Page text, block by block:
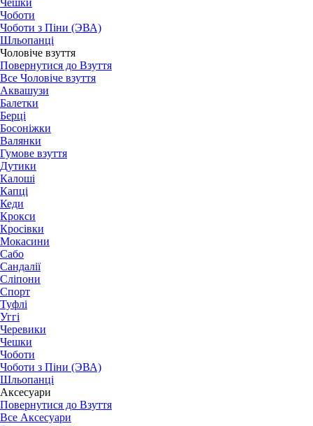
Чешки
Чоботи
Чоботи з Піни (ЭВА)
Шльопанці
Чоловіче взуття
Повернутися до Взуття
Все Чоловіче взуття
Аквашузи
Балетки
Берці
Босоніжки
Валянки
Гумове взуття
Дутики
Калоші
Капці
Кеди
Крокси
Кросівки
Мокасини
Сабо
Сандалії
Сліпони
Спорт
Туфлі
Уггі
Черевики
Чешки
Чоботи
Чоботи з Піни (ЭВА)
Шльопанці
Аксесуари
Повернутися до Взуття
Все Аксесуари